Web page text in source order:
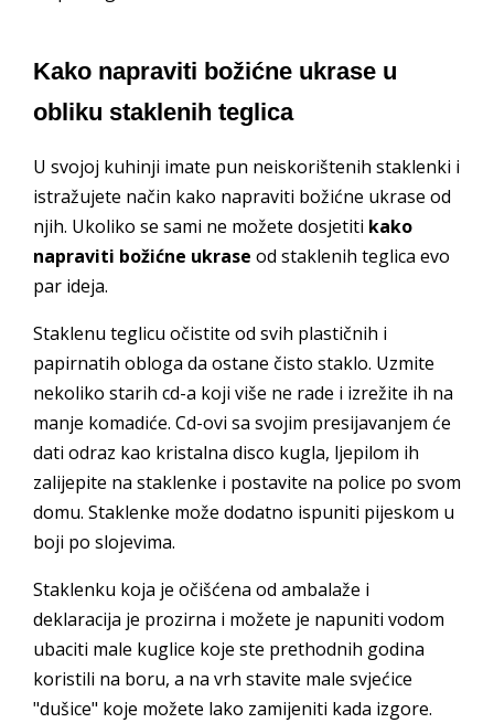
Kako napraviti božićne ukrase u
obliku staklenih teglica
U svojoj kuhinji imate pun neiskorištenih staklenki i
istražujete način kako napraviti božićne ukrase od
njih. Ukoliko se sami ne možete dosjetiti kako
napraviti božićne ukrase od staklenih teglica evo
par ideja.
Staklenu teglicu očistite od svih plastičnih i
papirnatih obloga da ostane čisto staklo. Uzmite
nekoliko starih cd-a koji više ne rade i izrežite ih na
manje komadiće. Cd-ovi sa svojim presijavanjem će
dati odraz kao kristalna disco kugla, ljepilom ih
zalijepite na staklenke i postavite na police po svom
domu. Staklenke može dodatno ispuniti pijeskom u
boji po slojevima.
Staklenku koja je očišćena od ambalaže i
deklaracija je prozirna i možete je napuniti vodom
ubaciti male kuglice koje ste prethodnih godina
koristili na boru, a na vrh stavite male svjećice
"dušice" koje možete lako zamijeniti kada izgore.